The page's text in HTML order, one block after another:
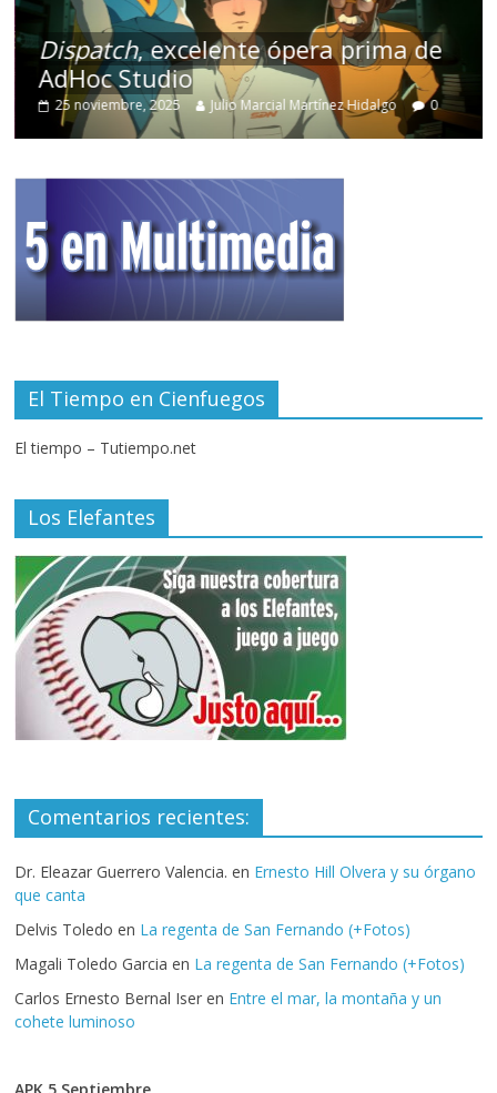
Dispatch, excelente ópera prima de
AdHoc Studio
25 noviembre, 2025 Julio Marcial Martínez Hidalgo 0
El Tiempo en Cienfuegos
El tiempo – Tutiempo.net
Los Elefantes
Comentarios recientes:
Dr. Eleazar Guerrero Valencia. en Ernesto Hill Olvera y su órgano
que canta
Delvis Toledo en La regenta de San Fernando (+Fotos)
Magali Toledo Garcia en La regenta de San Fernando (+Fotos)
Carlos Ernesto Bernal Iser en Entre el mar, la montaña y un
cohete luminoso
APK 5 Septiembre